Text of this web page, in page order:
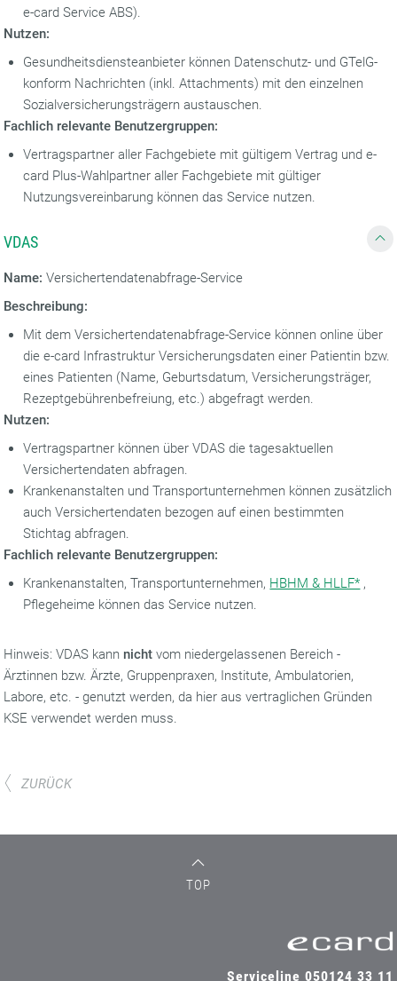
e-card Service ABS).
Nutzen:
Gesundheitsdiensteanbieter können Datenschutz- und GTelG-
konform Nachrichten (inkl. Attachments) mit den einzelnen
Sozialversicherungsträgern austauschen.
Fachlich relevante Benutzergruppen:
Vertragspartner aller Fachgebiete mit gültigem Vertrag und e-
card Plus-Wahlpartner aller Fachgebiete mit gültiger
Nutzungsvereinbarung können das Service nutzen.
VDAS
Name: Versichertendatenabfrage-Service
Beschreibung:
Mit dem Versichertendatenabfrage-Service können online über
die e-card Infrastruktur Versicherungsdaten einer Patientin bzw.
eines Patienten (Name, Geburtsdatum, Versicherungsträger,
Rezeptgebührenbefreiung, etc.) abgefragt werden.
Nutzen:
Vertragspartner können über VDAS die tagesaktuellen
Versichertendaten abfragen.
Krankenanstalten und Transportunternehmen können zusätzlich
auch Versichertendaten bezogen auf einen bestimmten
Stichtag abfragen.
Fachlich relevante Benutzergruppen:
Krankenanstalten, Transportunternehmen, HBHM & HLLF* ,
Pflegeheime können das Service nutzen.
Hinweis: VDAS kann nichtvom niedergelassenen Bereich -
Ärztinnen bzw. Ärzte, Gruppenpraxen, Institute, Ambulatorien,
Labore, etc. - genutzt werden, da hier aus vertraglichen Gründen
KSE verwendet werden muss.
ZURÜCK
TOP
Serviceline 050124 33 11